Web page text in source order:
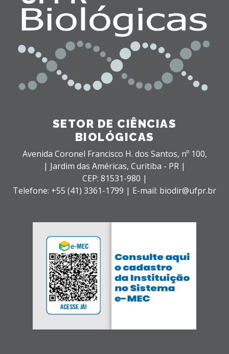
SETOR DE CIÊNCIAS
BIOLÓGICAS
Avenida Coronel Francisco H. dos Santos, nº 100,
| Jardim das Américas, Curitiba - PR |
CEP: 81531-980 |
Telefone: +55 (41) 3361-1799 | E-mail: biodir@ufpr.br